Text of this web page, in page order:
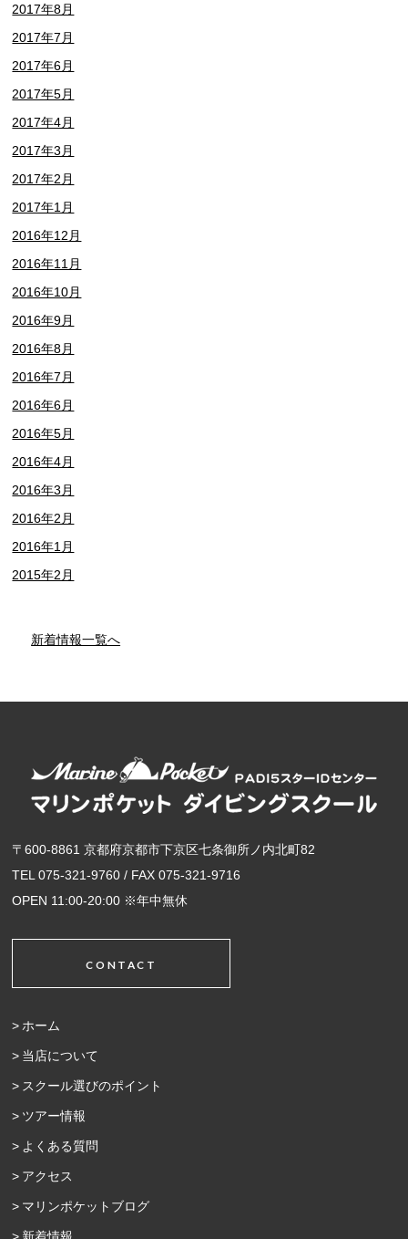
2017年8月
2017年7月
2017年6月
2017年5月
2017年4月
2017年3月
2017年2月
2017年1月
2016年12月
2016年11月
2016年10月
2016年9月
2016年8月
2016年7月
2016年6月
2016年5月
2016年4月
2016年3月
2016年2月
2016年1月
2015年2月
新着情報一覧へ
〒600-8861 京都府京都市下京区七条御所ノ内北町82
TEL 075-321-9760 / FAX 075-321-9716
OPEN 11:00-20:00 ※年中無休
CONTACT
ホーム
当店について
スクール選びのポイント
ツアー情報
よくある質問
アクセス
マリンポケットブログ
新着情報